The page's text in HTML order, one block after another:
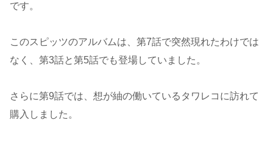
です。
このスピッツのアルバムは、第7話で突然現れたわけでは
なく、第3話と第5話でも登場していました。
さらに第9話では、想が紬の働いているタワレコに訪れて
購入しました。